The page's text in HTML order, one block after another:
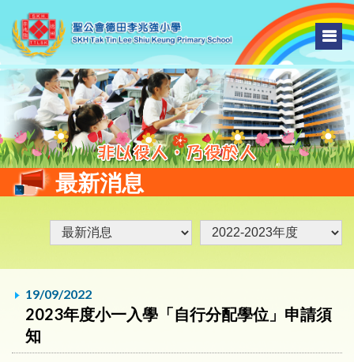
最新消息
19/09/2022
2023年度小一入學「自行分配學位」申請須
知